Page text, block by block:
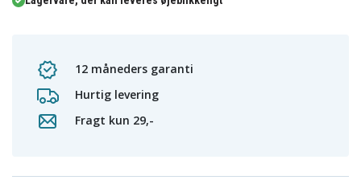
12 måneders garanti
Hurtig levering
Fragt kun 29,-